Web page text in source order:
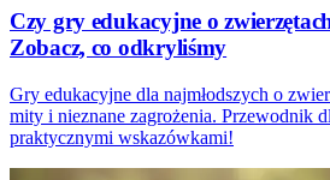
Czy gry edukacyjne o
Zobacz, co odkryliśmy
Gry edukacyjne dla najmłodszych o
mity i nieznane zagrożenia. Przewodnik
praktycznymi wskazówkami!